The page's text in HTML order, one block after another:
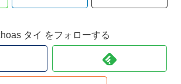
タイ をフォローする